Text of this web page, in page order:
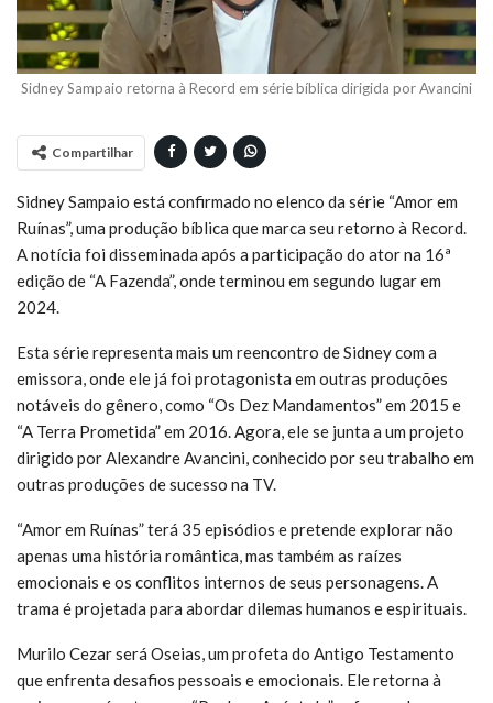
Sidney Sampaio retorna à Record em série bíblica dirigida por Avancini
Compartilhar
Sidney Sampaio está confirmado no elenco da série “Amor em
Ruínas”, uma produção bíblica que marca seu retorno à Record.
A notícia foi disseminada após a participação do ator na 16ª
edição de “A Fazenda”, onde terminou em segundo lugar em
2024.
Esta série representa mais um reencontro de Sidney com a
emissora, onde ele já foi protagonista em outras produções
notáveis do gênero, como “Os Dez Mandamentos” em 2015 e
“A Terra Prometida” em 2016. Agora, ele se junta a um projeto
dirigido por Alexandre Avancini, conhecido por seu trabalho em
outras produções de sucesso na TV.
“Amor em Ruínas” terá 35 episódios e pretende explorar não
apenas uma história romântica, mas também as raízes
emocionais e os conflitos internos de seus personagens. A
trama é projetada para abordar dilemas humanos e espirituais.
Murilo Cezar será Oseias, um profeta do Antigo Testamento
que enfrenta desafios pessoais e emocionais. Ele retorna à